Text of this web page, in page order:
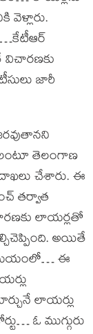
వెళ్లారు.
విచారణకు
జారీ
తెలంగాణ
చేశారు. ఈ
తర్వాత
లాయర్లతో
అయితే
సమయంలో… ఈ
లాయర్లు
ఓ ముగ్గురు